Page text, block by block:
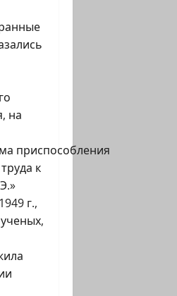
на
приспособления
к
г.,